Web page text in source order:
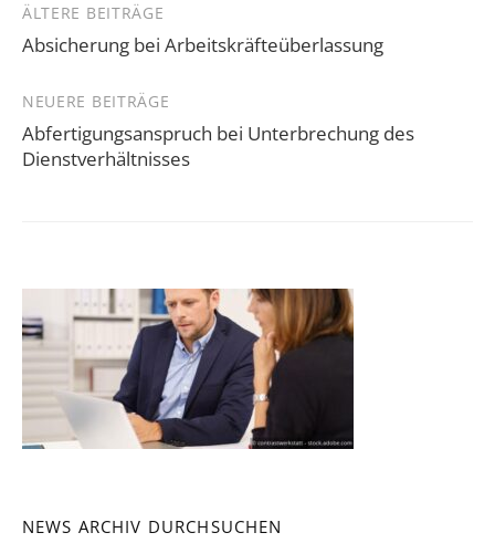
Beitragsnavigation
ÄLTERE BEITRÄGE
Absicherung bei Arbeitskräfteüberlassung
NEUERE BEITRÄGE
Abfertigungsanspruch bei Unterbrechung des
Dienstverhältnisses
NEWS ARCHIV DURCHSUCHEN